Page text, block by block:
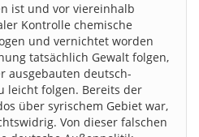
ist und vor viereinhalb
Kontrolle chemische
und vernichtet worden
tatsächlich Gewalt folgen,
ausgebauten deutsch-
leicht folgen. Bereits der
über syrischem Gebiet war,
Von dieser falschen